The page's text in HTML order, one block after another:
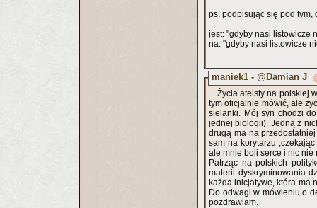
ps. podpisując się pod tym,
jest: "gdyby nasi listowicze
na: "gdyby nasi listowicze
maniek1 - @Damian J
Życia ateisty na polskiej
tym oficjalnie mówić, ale
sielanki. Mój syn chodzi
jednej biologii). Jedną z
drugą ma na
sam na korytarzu
ale mnie boli serce i nic nie
Patrząc na polskich
materii dyskryminowania
każdą inicjatywę, która ma
Do odwagi w mówieniu o
pozdrawiam.